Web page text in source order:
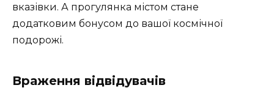
вказівки. А прогулянка містом стане
додатковим бонусом до вашої космічної
подорожі.
Враження відвідувачів